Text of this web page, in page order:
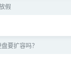
假
要扩容吗？